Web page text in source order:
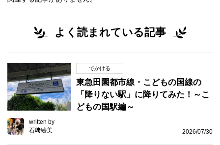
よく読まれている記事
でかける
東急田園都市線・こどもの国線の
「降りない駅」に降りてみた！～こ
どもの国駅編～
written by
石﨑絵美
2026/07/30